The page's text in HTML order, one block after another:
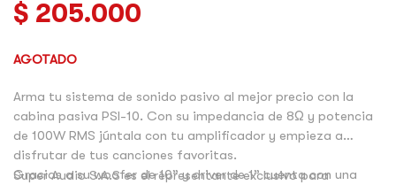
$ 205.000
AGOTADO
Arma tu sistema de sonido pasivo al mejor precio con la
cabina pasiva PSI-10. Con su impedancia de 8Ω y potencia
de 100W RMS júntala con tu amplificador y empieza a
disfrutar de tus canciones favoritas.
Gracias a su woofer de 10” y driver de 1” cuenta con una
Super Audio S.A.S es el representante exclusivo para